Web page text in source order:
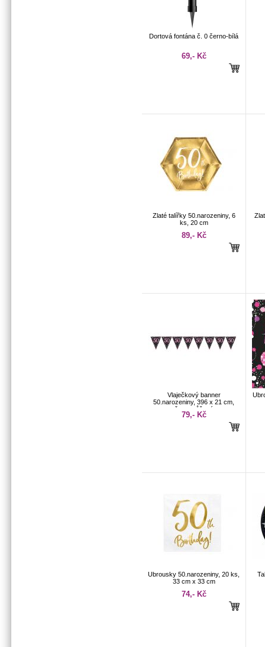
Dortová fontána č. 0 černo-bílá
69,- Kč
Zlaté talířky 50.narozeniny, 6
ks, 20 cm
89,- Kč
Vlaječkový banner
50.narozeniny, 396 x 21 cm,
černo-růžový
79,- Kč
Ubrousky 50.narozeniny, 20 ks,
33 cm x 33 cm
74,- Kč